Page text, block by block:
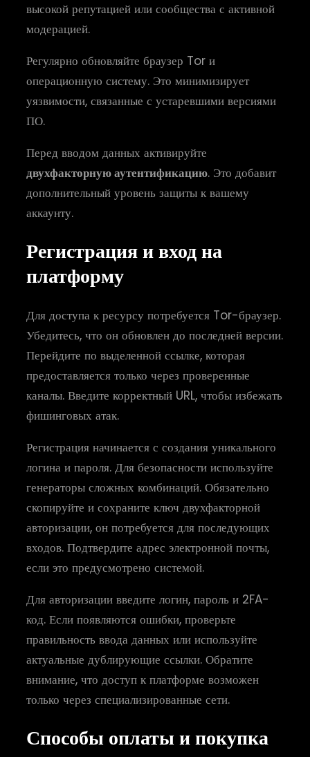
высокой репутацией или сообщества с активной
модерацией.
Регулярно обновляйте браузер Tor и
операционную систему. Это минимизирует
уязвимости, связанные с устаревшими версиями
ПО.
Перед вводом данных активируйте
двухфакторную аутентификацию. Это добавит
дополнительный уровень защиты к вашему
аккаунту.
Регистрация и вход на
платформу
Для доступа к ресурсу потребуется Tor-браузер.
Убедитесь, что он обновлен до последней версии.
Перейдите по выделенной ссылке, которая
предоставляется только через проверенные
каналы. Введите корректный URL, чтобы избежать
фишинговых атак.
Регистрация начинается с создания уникального
логина и пароля. Для безопасности используйте
генераторы сложных комбинаций. Обязательно
скопируйте и сохраните ключ двухфакторной
авторизации, он потребуется для последующих
входов. Подтвердите адрес электронной почты,
если это предусмотрено системой.
Для авторизации введите логин, пароль и 2FA-
код. Если появляются ошибки, проверьте
правильность ввода данных или используйте
актуальные дублирующие ссылки. Обратите
внимание, что доступ к платформе возможен
только через специализированные сети.
Способы оплаты и покупка